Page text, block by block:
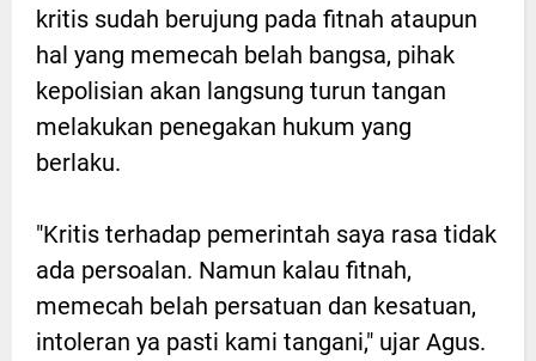
kritis sudah berujung pada fitnah ataupun
hal yang memecah belah bangsa, pihak
kepolisian akan langsung turun tangan
melakukan penegakan hukum yang
berlaku.
"Kritis terhadap pemerintah saya rasa tidak
ada persoalan. Namun kalau fitnah,
memecah belah persatuan dan kesatuan,
intoleran ya pasti kami tangani," ujar Agus.